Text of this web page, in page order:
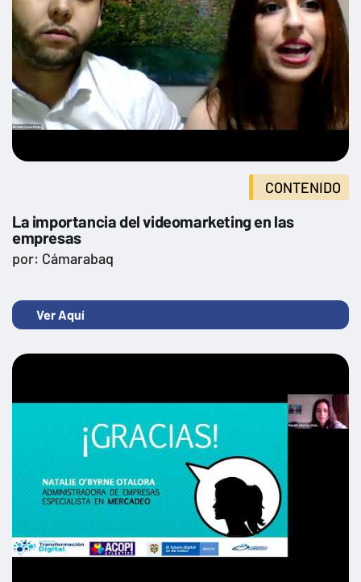
CONTENIDO
La importancia del videomarketing en las
empresas
por: Cámarabaq
Ver Aquí